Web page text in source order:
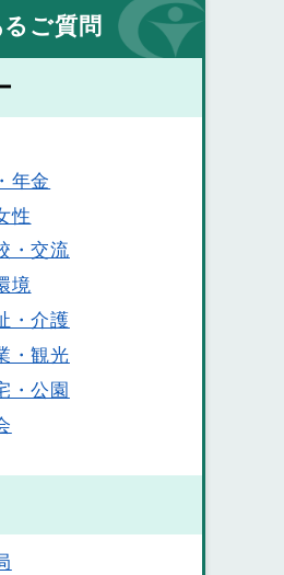
ご質問
年金
性
・交流
境
・介護
・観光
・公園